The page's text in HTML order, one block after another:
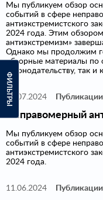
ФИЛЬТРЫ
Мы публикуем обзор
событий в сфере
антиэкстремистского
2024 года. Этим
антиэкстремизм»
Однако мы продолжим
обзорные материалы по
законодательству, так
16.07.2024 Публикации
Неправомерный
Мы публикуем обзор
событий в сфере
антиэкстремистского
2024 года.
11.06.2024 Публикации